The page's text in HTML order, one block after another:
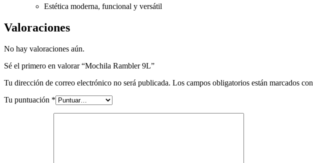
Estética moderna, funcional y versátil
Valoraciones
No hay valoraciones aún.
Sé el primero en valorar “Mochila Rambler 9L”
Tu dirección de correo electrónico no será publicada. Los campos obligatorios están marcados con
Tu puntuación *